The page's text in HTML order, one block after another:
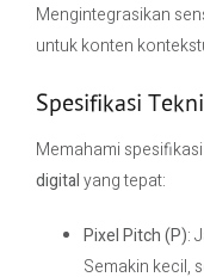
Mengintegrasikan
untuk konten
Spesifikasi
Memahami
digitalyang tepat:
Pixel Pitch (P):
Semakin kecil,